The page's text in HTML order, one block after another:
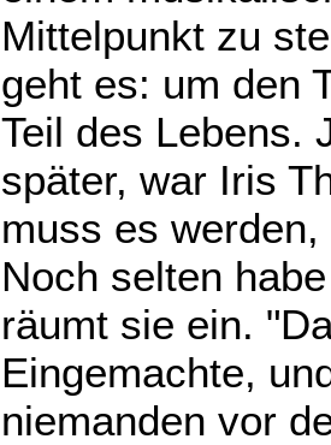
Mittelpunkt zu
geht es: um den
Teil des Lebens.
später, war Iris
muss es
Noch selten
räumt sie ein.
Eingemachte,
niemanden vor